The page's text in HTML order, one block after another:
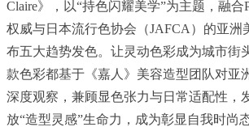
Claire》，以“持色闪耀美学”为主题，融
权威与日本流行色协会（JAFCA）的亚洲
布五大趋势发色。让灵动色彩成为城市街
款色彩都基于《嘉人》美容造型团队对亚
深度观察，兼顾显色张力与日常适配性，
放“造型灵感”生命力，成为彰显自我时尚